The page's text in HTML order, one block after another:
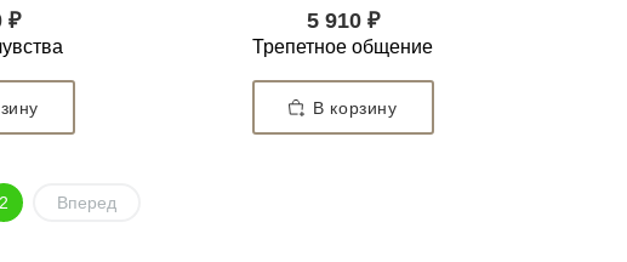
₽ 5 910 ₽
Трепетное общение
В корзину
2 Вперед